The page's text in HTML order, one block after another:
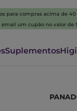
para compras acima de
email um cupão no valor de
Suplementos